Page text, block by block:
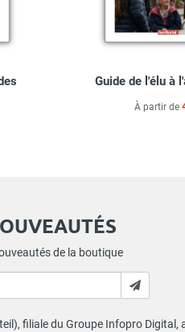
Guide de l'élu à
À partir de
de la boutique
filiale du Groupe Infopro